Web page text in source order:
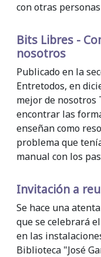
con otras
Bits Libres -
nosotros
Publicado en la
Entretodos, en
mejor de nosotros
encontrar las
enseñan como
problema que
manual con los
Invitación a
Se hace una
que se celebrará
en las
Biblioteca "José